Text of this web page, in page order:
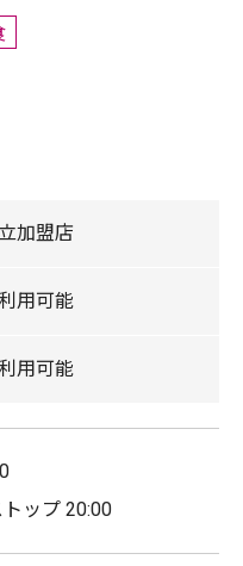
加盟店
用可能
用可能
ップ 20:00